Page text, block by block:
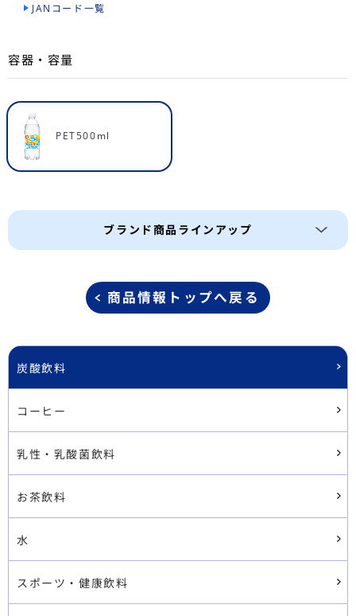
JANコード一覧
容器・容量
PET500ml
ブランド商品ラインアップ
商品情報トップへ戻る
炭酸飲料
コーヒー
乳性・乳酸菌飲料
お茶飲料
水
スポーツ・健康飲料